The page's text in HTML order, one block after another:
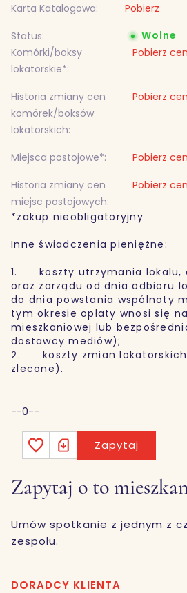
Karta Katalogowa:
Pobierz
Status:
Wolne
Komórki/boksy
lokatorskie*:
Pobierz
Historia zmiany cen
komórek/boksów
lokatorskich:
Pobierz
Miejsca postojowe*:
Pobierz
Historia zmiany cen
miejsc postojowych:
Pobierz
*zakup nieobligatoryjny
Inne świadczenia pieniężne:
1. koszty utrzymania lokalu,
oraz zarządu od dnia odbioru
do dnia powstania wspólnoty
tym okresie opłaty wnosi się
mieszkaniowej lub
dostawcy mediów);
2. koszty zmian lokatorskich
zlecone).
--0--
Zapytaj
Zapytaj o to
Umów spotkanie z jednym z
zespołu.
DORADCY KLIENTA